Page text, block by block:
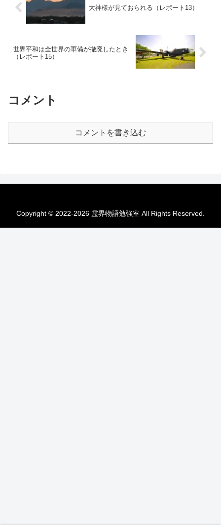
大神様が見ておられる（レポート13）
世界平和は全世界の軍備が撤廃したとき
（レポート15）
コメント
コメントを書き込む
Copyright © 2022-2026 霊界物語勉強室 All Rights Reserved.